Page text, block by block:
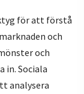
för att förstå
och
och
in. Sociala
analysera